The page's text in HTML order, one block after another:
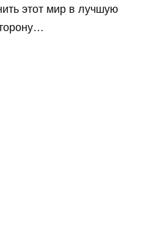
этот мир в лучшую